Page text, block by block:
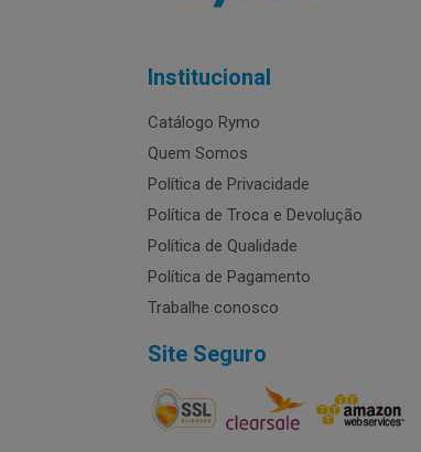
Institucional
Catálogo Rymo
Quem Somos
Política de Privacidade
Política de Troca e Devolução
Política de Qualidade
Política de Pagamento
Trabalhe conosco
Site Seguro